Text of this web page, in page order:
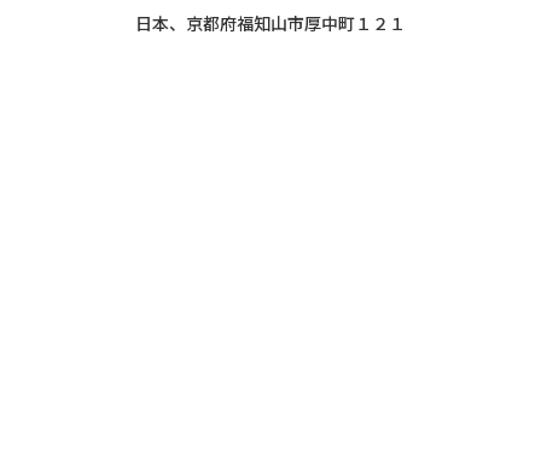
日本、京都府福知山市厚中町１２１